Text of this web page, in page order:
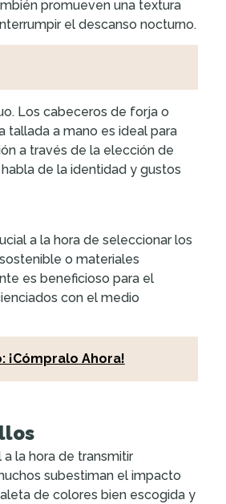
promueven una textura
el descanso nocturno.
Los cabeceros de forja o
tallada a mano es ideal para
a través de la elección de
de la identidad y gustos
a la hora de seleccionar los
o materiales
es beneficioso para el
con el medio
¡Cómpralo Ahora!
la hora de transmitir
subestiman el impacto
de colores bien escogida y